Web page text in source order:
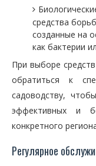
средства
созданные на
как бактерии
При выборе
обратиться к
садоводству,
эффективных и
конкретного
Регулярное